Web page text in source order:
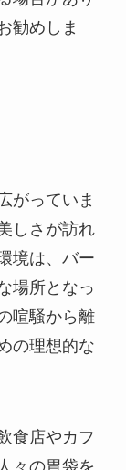
がっていま
場所となっ
の理想的な
食店やカフ
々の胃袋を
を提供する
。また、宿
す。周辺の
的建造物や